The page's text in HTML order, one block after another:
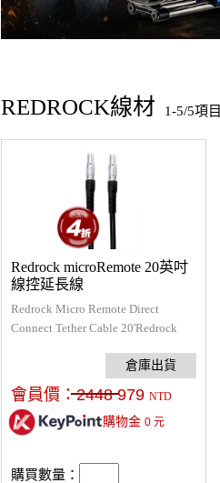
REDROCK線材 1-5/5項目
Redrock microRemote 20英吋
線控延長線
Redrock Micro Remote Direct
Connect Tether Cable 20'Redrock
Pin，用來延長Redrock追焦器使用
距離。
會員價：2448 979 NTD
購物金 0元
購買數量：